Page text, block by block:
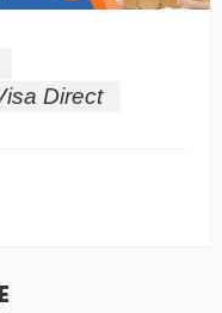
Direct